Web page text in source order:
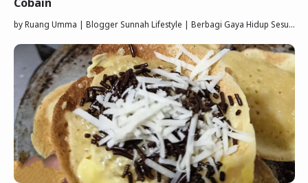
byRuang Umma | Blogger Sunnah Lifestyle | Berbagi Gaya Hidup Sesuai Quran Sunnah